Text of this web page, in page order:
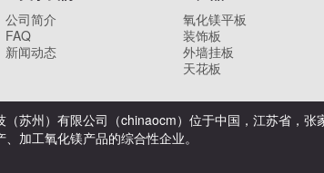
公司简介
FAQ
新闻动态
氧化镁平板
装饰板
外墙挂板
天花板
（苏州）有限公司（chinaocm）位于中国，江苏省，张
加工氧化镁产品的综合性企业。